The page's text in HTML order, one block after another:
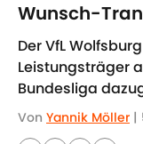
Wunsch-
Der VfL
Leistungsträger
Bundesliga
Von Yannik Möller |